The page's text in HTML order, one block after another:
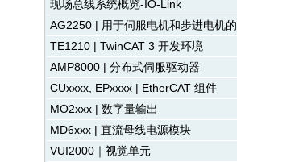
现场总线系统概览-IO-Link
AG2250 | 用于伺服电机和步进电机的行星齿轮
TE1210 | TwinCAT 3 开发环境
AMP8000 | 分布式伺服驱动器
CUxxxx, EPxxxx | EtherCAT 组件
MO2xxx | 数字量输出
MD6xxx | 直流母线电源模块
VUI2000｜视觉单元